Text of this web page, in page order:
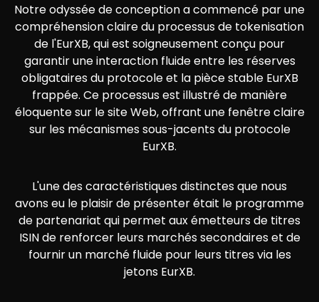
Notre odyssée de conception a commencé par une
compréhension claire du processus de tokenisation
de l'EurXB, qui est soigneusement conçu pour
garantir une interaction fluide entre les réserves
obligataires du protocole et la pièce stable EurXB
frappée. Ce processus est illustré de manière
éloquente sur le site Web, offrant une fenêtre claire
sur les mécanismes sous-jacents du protocole
EurXB.
L'une des caractéristiques distinctes que nous
avons eu le plaisir de présenter était le programme
de partenariat qui permet aux émetteurs de titres
ISIN de renforcer leurs marchés secondaires et de
fournir un marché fluide pour leurs titres via les
jetons EurXB.